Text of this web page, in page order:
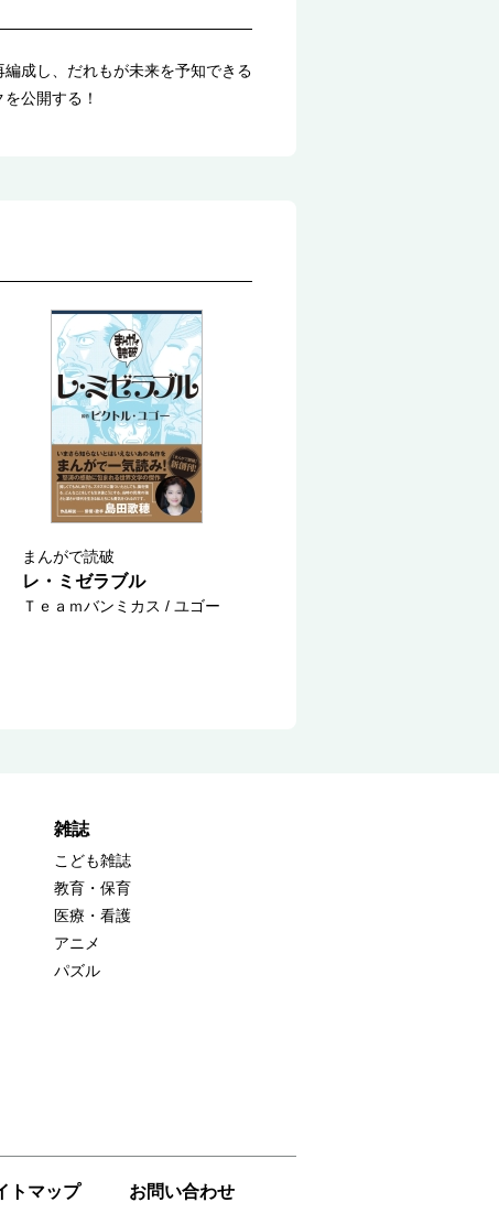
成し、だれもが未来を予知できる
公開する！
まんがで読破
レ・ミゼラブル
Ｔｅａｍバンミカス / ユゴー
雑誌
こども雑誌
教育・保育
医療・看護
アニメ
パズル
トマップ お問い合わせ